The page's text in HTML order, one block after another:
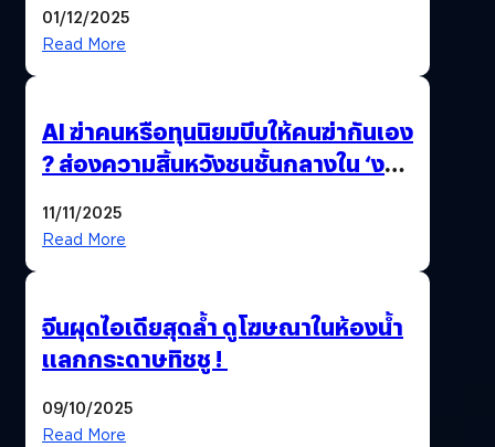
01/12/2025
Read More
AI ฆ่าคนหรือทุนนิยมบีบให้คนฆ่ากันเอง
? ส่องความสิ้นหวังชนชั้นกลางใน ‘งาน
11/11/2025
Read More
จีนผุดไอเดียสุดล้ำ ดูโฆษณาในห้องน้ำ
แลกกระดาษทิชชู !
09/10/2025
Read More